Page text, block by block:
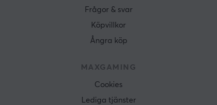
Frågor & svar
Köpvillkor
Ångra köp
MAXGAMING
Cookies
Lediga tjänster